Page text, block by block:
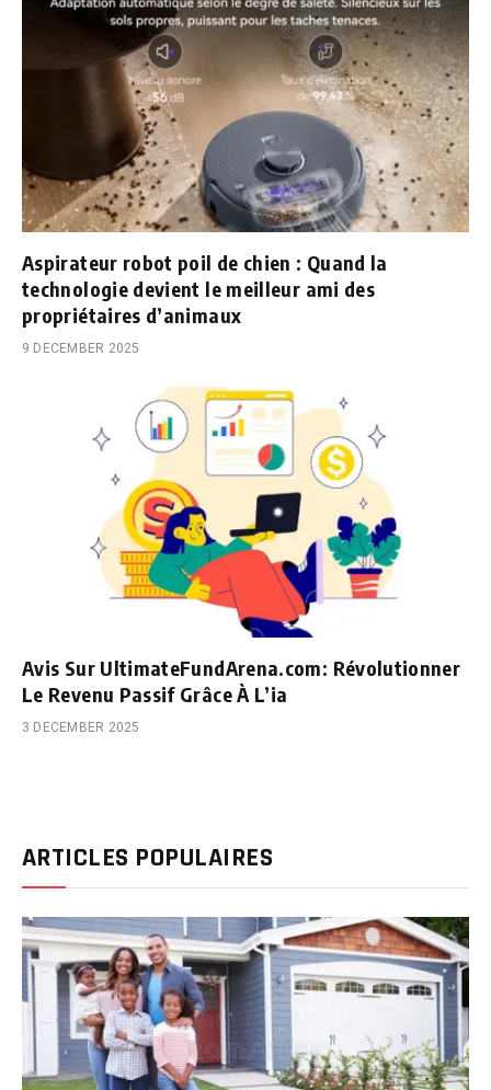
Aspirateur robot poil de chien : Quand la
technologie devient le meilleur ami des
propriétaires d’animaux
9 DECEMBER 2025
Avis Sur UltimateFundArena.com: Révolutionner
Le Revenu Passif Grâce À L’ia
3 DECEMBER 2025
ARTICLES POPULAIRES